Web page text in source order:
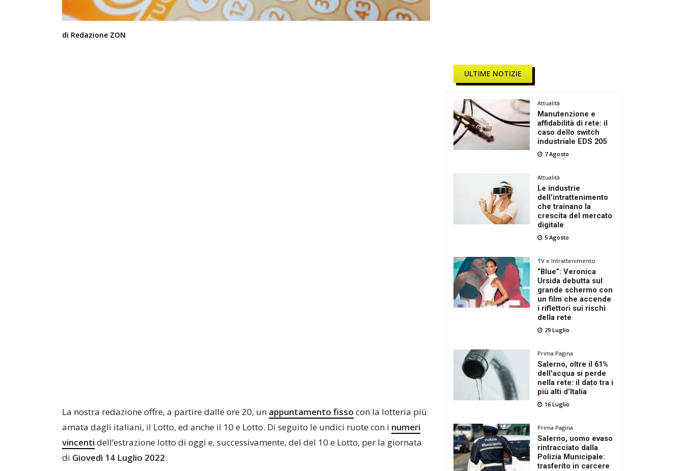
di Redazione ZON
La nostra redazione offre, a partire dalle ore 20, un appuntamento fisso con la lotteria più
amata dagli italiani, il Lotto, ed anche il 10 e Lotto. Di seguito le undici ruote con i numeri
vincenti dell’estrazione lotto di oggi e, successivamente, del del 10 e Lotto, per la giornata
di Giovedì 14 Luglio 2022.
ULTIME NOTIZIE
Attualità
Manutenzione e
affidabilità di rete: il
caso dello switch
industriale EDS 205
7 Agosto
Attualità
Le industrie
dell’intrattenimento
che trainano la
crescita del mercato
digitale
5 Agosto
TV e Intrattenimento
“Blue”: Veronica
Ursida debutta sul
grande schermo con
un film che accende
i riflettori sui rischi
della rete
29 Luglio
Prima Pagina
Salerno, oltre il 61%
dell’acqua si perde
nella rete: il dato tra i
più alti d’Italia
16 Luglio
Prima Pagina
Salerno, uomo evaso
rintracciato dalla
Polizia Municipale:
trasferito in carcere